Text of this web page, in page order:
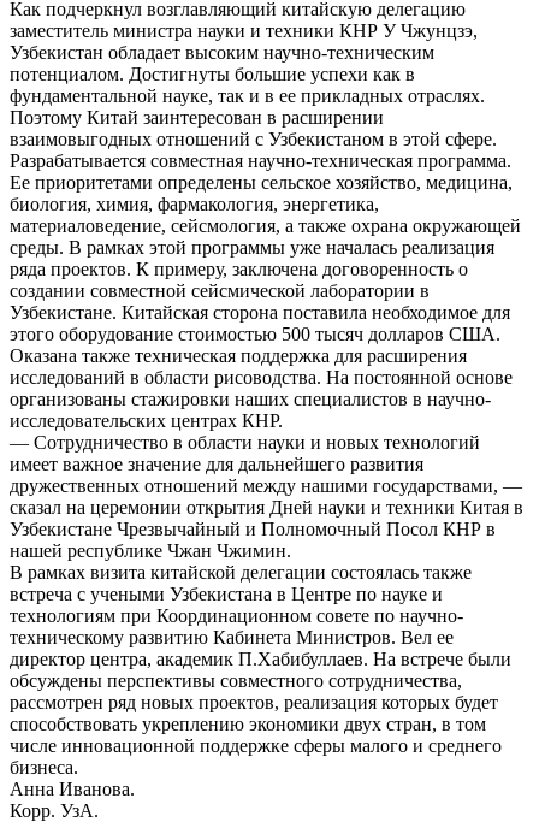
Как подчеркнул возглавляющий китайскую делегацию
заместитель министра науки и техники КНР У Чжунцзэ,
Узбекистан обладает высоким научно-техническим
потенциалом. Достигнуты большие успехи как в
фундаментальной науке, так и в ее прикладных отраслях.
Поэтому Китай заинтересован в расширении
взаимовыгодных отношений с Узбекистаном в этой сфере.
Разрабатывается совместная научно-техническая программа.
Ее приоритетами определены сельское хозяйство, медицина,
биология, химия, фармакология, энергетика,
материаловедение, сейсмология, а также охрана окружающей
среды. В рамках этой программы уже началась реализация
ряда проектов. К примеру, заключена договоренность о
создании совместной сейсмической лаборатории в
Узбекистане. Китайская сторона поставила необходимое для
этого оборудование стоимостью 500 тысяч долларов США.
Оказана также техническая поддержка для расширения
исследований в области рисоводства. На постоянной основе
организованы стажировки наших специалистов в научно-
исследовательских центрах КНР.
— Сотрудничество в области науки и новых технологий
имеет важное значение для дальнейшего развития
дружественных отношений между нашими государствами, —
сказал на церемонии открытия Дней науки и техники Китая в
Узбекистане Чрезвычайный и Полномочный Посол КНР в
нашей республике Чжан Чжимин.
В рамках визита китайской делегации состоялась также
встреча с учеными Узбекистана в Центре по науке и
технологиям при Координационном совете по научно-
техническому развитию Кабинета Министров. Вел ее
директор центра, академик П.Хабибуллаев. На встрече были
обсуждены перспективы совместного сотрудничества,
рассмотрен ряд новых проектов, реализация которых будет
способствовать укреплению экономики двух стран, в том
числе инновационной поддержке сферы малого и среднего
бизнеса.
Анна Иванова.
Корр. УзА.